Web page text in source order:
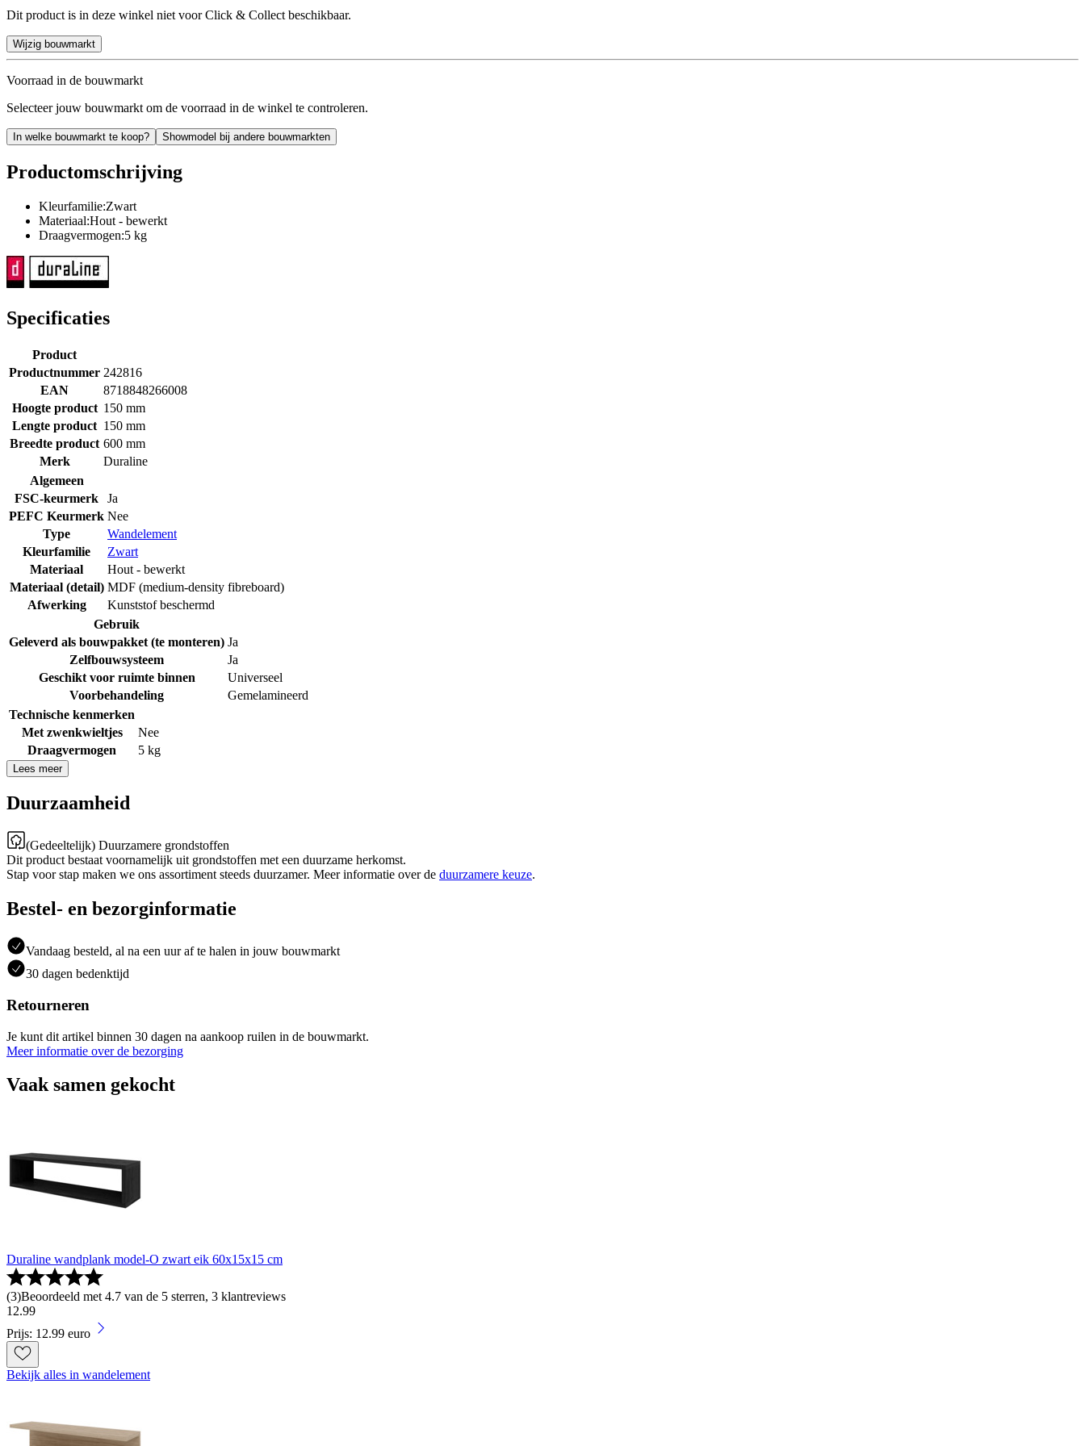
Dit product is in deze winkel niet voor Click & Collect beschikbaar.
Wijzig bouwmarkt
Voorraad in de bouwmarkt
Selecteer jouw bouwmarkt om de voorraad in de winkel te controleren.
In welke bouwmarkt te koop? Showmodel bij andere bouwmarkten
Productomschrijving
Kleurfamilie:Zwart
Materiaal:Hout - bewerkt
Draagvermogen:5 kg
Specificaties
Product
Productnummer 242816
EAN
8718848266008
Hoogte product 150 mm
Lengte product 150 mm
Breedte product 600 mm
Merk
Duraline
Algemeen
FSC-keurmerk
Ja
PEFC Keurmerk Nee
Type
Wandelement
Kleurfamilie
Zwart
Materiaal
Hout - bewerkt
Materiaal (detail) MDF (medium-density fibreboard)
Afwerking
Kunststof beschermd
Gebruik
Geleverd als bouwpakket (te monteren) Ja
Zelfbouwsysteem
Ja
Geschikt voor ruimte binnen
Universeel
Voorbehandeling
Gemelamineerd
Technische kenmerken
Met zwenkwieltjes
Nee
Draagvermogen
5 kg
Lees meer
Duurzaamheid
(Gedeeltelijk) Duurzamere grondstoffen
Dit product bestaat voornamelijk uit grondstoffen met een duurzame herkomst.
Stap voor stap maken we ons assortiment steeds duurzamer. Meer informatie over de duurzamere keuze.
Bestel- en bezorginformatie
Vandaag besteld, al na een uur af te halen in jouw bouwmarkt
30 dagen bedenktijd
Retourneren
Je kunt dit artikel binnen 30 dagen na aankoop ruilen in de bouwmarkt.
Meer informatie over de bezorging
Vaak samen gekocht
Duraline wandplank model-O zwart eik 60x15x15 cm
(3)Beoordeeld met 4.7 van de 5 sterren, 3 klantreviews
12.99
Prijs: 12.99 euro
Bekijk alles in wandelement